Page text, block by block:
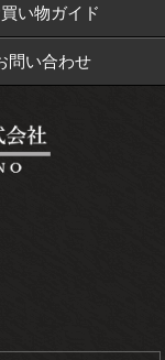
い物ガイド
問い合わせ